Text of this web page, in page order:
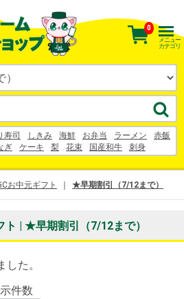
寿司 しきみ 海鮮 お弁当 ラーメン
赤飯
ぎ
ケーキ 梨 花束 国産和牛
刺身
司
オードブル うなぎ 梨
シュークリーム
元
10キロ 鈴木農園
0
メニュー
カテゴリ
お中元ギフト ★早期割引（7/12まで）
ト | ★早期割引（7/12まで）
た。
件数